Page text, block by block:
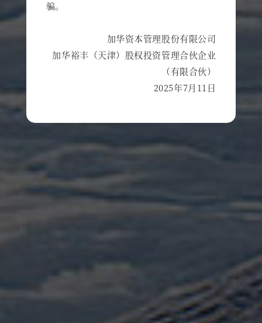
骗。
加华资本管理股份有限公司
加华裕丰（天津）股权投资管理合伙企业
（有限合伙）
2025年7月11日